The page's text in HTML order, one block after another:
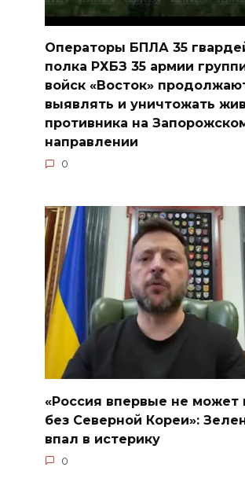
Операторы БПЛА 35
полка РХБЗ 35 армии
войск «Восток»
выявлять и уничтожать
противника на
направлении
0
«Россия впервые не может
без Северной Кореи»:
впал в истерику
0